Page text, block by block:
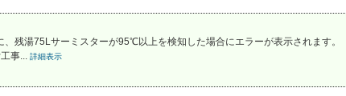
湯75Lサーミスターが95℃以上を検知した場合にエラーが表示されます。
事... 詳細表示